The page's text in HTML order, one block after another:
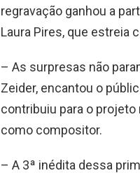
regravação ganhou a
Laura Pires, que estreia
– As surpresas não
Zeider, encantou o
contribuiu para o projeto
como compositor.
– A 3ª inédita dessa